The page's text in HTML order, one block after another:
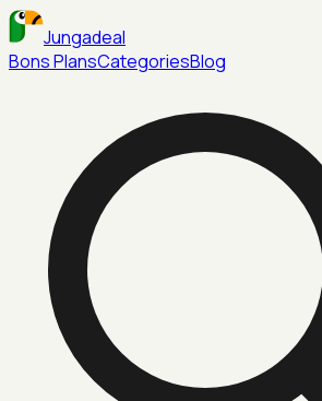
Jungadeal
Bons PlansCategoriesBlog